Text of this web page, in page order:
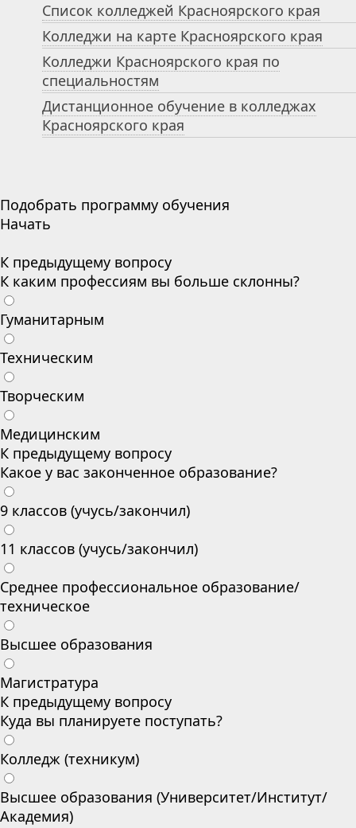
Список колледжей Красноярского края
Колледжи на карте Красноярского края
Колледжи Красноярского края по
специальностям
Дистанционное обучение в колледжах
Красноярского края
Подобрать программу обучения
Начать
К предыдущему вопросу
К каким профессиям вы больше склонны?
Гуманитарным
Техническим
Творческим
Медицинским
К предыдущему вопросу
Какое у вас законченное образование?
9 классов (учусь/закончил)
11 классов (учусь/закончил)
Среднее профессиональное образование/
техническое
Высшее образования
Магистратура
К предыдущему вопросу
Куда вы планируете поступать?
Колледж (техникум)
Высшее образования (Университет/Институт/
Академия)